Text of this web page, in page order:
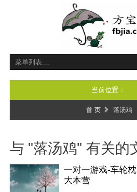
当前位置：
首 页 落汤鸡
与 "落汤鸡" 有关的
一对一游戏-车轮
大本营